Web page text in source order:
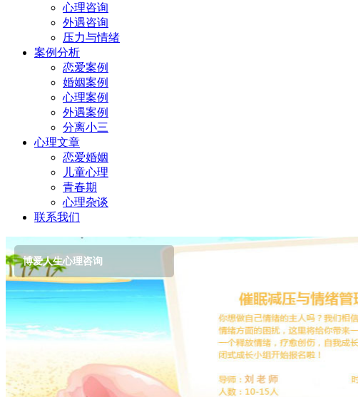
心理咨询
外遇咨询
压力与情绪
案例分析
恋爱案例
婚姻案例
心理案例
外遇案例
分离小三
心理文章
恋爱婚姻
儿童心理
青春期
心理杂谈
联系我们
博爱人生心理咨询